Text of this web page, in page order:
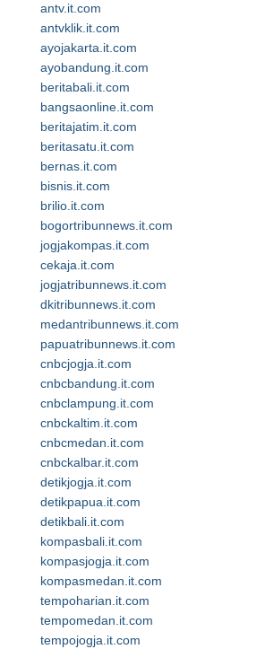
antv.it.com
antvklik.it.com
ayojakarta.it.com
ayobandung.it.com
beritabali.it.com
bangsaonline.it.com
beritajatim.it.com
beritasatu.it.com
bernas.it.com
bisnis.it.com
brilio.it.com
bogortribunnews.it.com
jogjakompas.it.com
cekaja.it.com
jogjatribunnews.it.com
dkitribunnews.it.com
medantribunnews.it.com
papuatribunnews.it.com
cnbcjogja.it.com
cnbcbandung.it.com
cnbclampung.it.com
cnbckaltim.it.com
cnbcmedan.it.com
cnbckalbar.it.com
detikjogja.it.com
detikpapua.it.com
detikbali.it.com
kompasbali.it.com
kompasjogja.it.com
kompasmedan.it.com
tempoharian.it.com
tempomedan.it.com
tempojogja.it.com